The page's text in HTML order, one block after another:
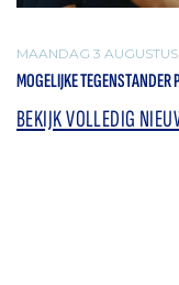
MAANDAG 3
MOGELIJKE
BEKIJK VOLLEDIG